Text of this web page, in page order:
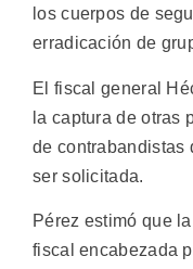
los cuerpos de
erradicación de
El fiscal general
la captura de otras
de contrabandistas
ser solicitada.
Pérez estimó que
fiscal encabezada